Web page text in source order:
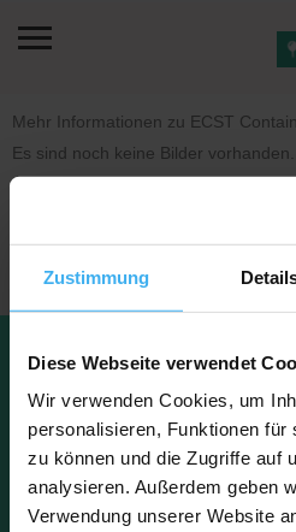
Zustimmung
Diese Webseite verwendet
Wir verwenden Cookies, um
personalisieren, Funktionen für
zu können und die Zugriffe auf
analysieren. Außerdem geben
Verwendung unserer Website
Mehr Informationen zu ECST
Es sind noch keine Bilder vorhanden.
Datenschu
Copyright © 2023